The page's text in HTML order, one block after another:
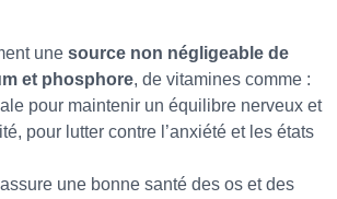
une source non négligeable de
et phosphore, de vitamines comme :
pour maintenir un équilibre nerveux et
pour lutter contre l’anxiété et les états
une bonne santé des os et des